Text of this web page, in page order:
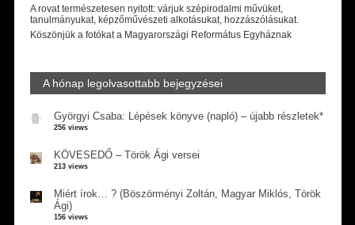
A rovat természetesen nyitott: várjuk szépirodalmi művüket,
tanulmányukat, képzőművészeti alkotásukat, hozzászólásukat.
Köszönjük a fotókat a Magyarországi Református Egyháznak
A hónap legolvasottabb bejegyzései
Györgyi Csaba: Lépések könyve (napló) – újabb részletek*
256 views
KÖVESEDŐ – Török Ági versei
213 views
Miért írok… ? (Böszörményi Zoltán, Magyar Miklós, Török
Ági)
156 views